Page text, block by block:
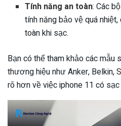
Tính năng an toàn: Các
tính năng bảo vệ quá
toàn khi sạc.
Bạn có thể tham khảo các mẫu
thương hiệu nhưAnker, Belkin,
rõ hơn về việc iphone 11 có